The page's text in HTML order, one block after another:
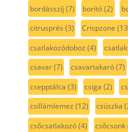
bordásszíj (7) borító(2)
citrusprés (3) Crispzone
csatlakozódoboz (4)
csavar(7) csavartakaró(7)
csepptálca (3) csiga (2)
csillámlemez (12) csúszka
csőcsatlakozó(4) csőcsonk